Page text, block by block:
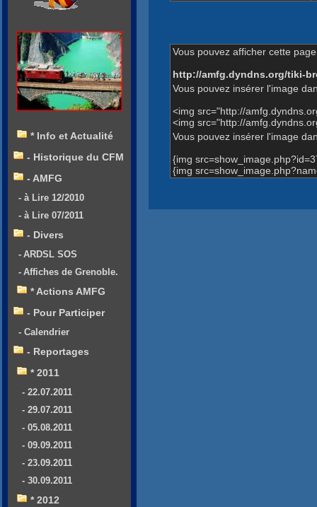
Vous pouvez afficher cette
http://amfg.dyndns.org/tiki-
Vous pouvez insérer l'image
<img src="http://
<img src="http://
Vous pouvez insérer l'image
{img
{img
* Info et Actualité
- Historique du CFM
- AMFG
- à Lire 12/2010
- à Lire 07/2011
- Divers
- ARDSL SOS
- Affiches de Grenoble.
* Actions AMFG
- Pour Participer
- Calendrier
- Reportages
* 2011
- 22.07.2011
- 29.07.2011
- 05.08.2011
- 09.09.2011
- 23.09.2011
- 30.09.2011
* 2012